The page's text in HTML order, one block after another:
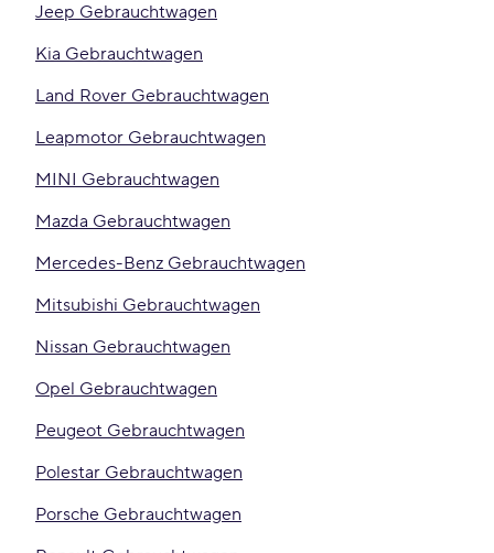
Jeep Gebrauchtwagen
Kia Gebrauchtwagen
Land Rover Gebrauchtwagen
Leapmotor Gebrauchtwagen
MINI Gebrauchtwagen
Mazda Gebrauchtwagen
Mercedes-Benz Gebrauchtwagen
Mitsubishi Gebrauchtwagen
Nissan Gebrauchtwagen
Opel Gebrauchtwagen
Peugeot Gebrauchtwagen
Polestar Gebrauchtwagen
Porsche Gebrauchtwagen